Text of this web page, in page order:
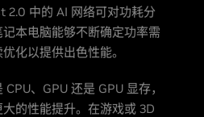
2.0 中的 AI 网络可对功耗分
本电脑能够不断确定功率需
化以提供出色性能。
、GPU 还是 GPU 显存，
的性能提升。在游戏或 3D